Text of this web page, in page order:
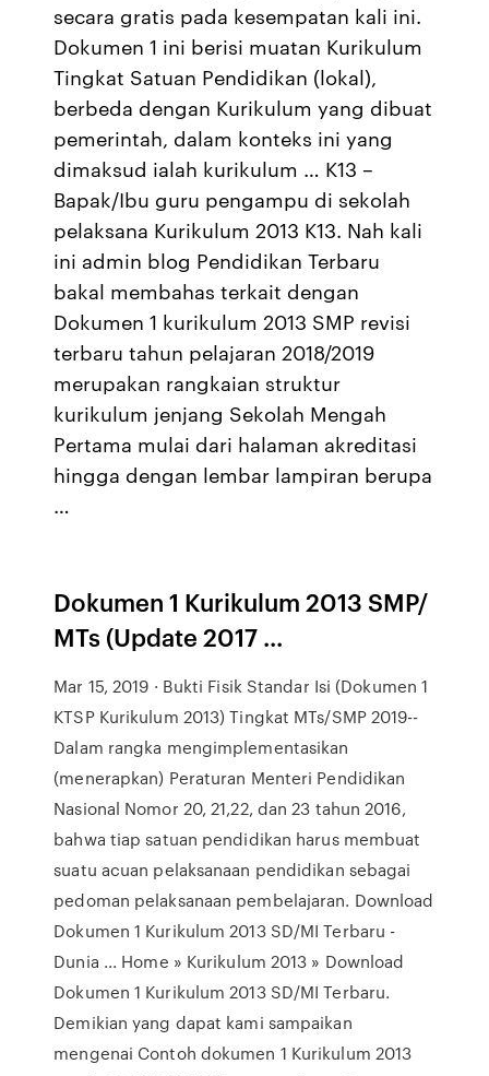
secara gratis pada kesempatan kali ini.
Dokumen 1 ini berisi muatan Kurikulum
Tingkat Satuan Pendidikan (lokal),
berbeda dengan Kurikulum yang dibuat
pemerintah, dalam konteks ini yang
dimaksud ialah kurikulum … K13 –
Bapak/Ibu guru pengampu di sekolah
pelaksana Kurikulum 2013 K13. Nah kali
ini admin blog Pendidikan Terbaru
bakal membahas terkait dengan
Dokumen 1 kurikulum 2013 SMP revisi
terbaru tahun pelajaran 2018/2019
merupakan rangkaian struktur
kurikulum jenjang Sekolah Mengah
Pertama mulai dari halaman akreditasi
hingga dengan lembar lampiran berupa
…
Dokumen 1 Kurikulum 2013 SMP/
MTs (Update 2017 ...
Mar 15, 2019 · Bukti Fisik Standar Isi (Dokumen 1
KTSP Kurikulum 2013) Tingkat MTs/SMP 2019--
Dalam rangka mengimplementasikan
(menerapkan) Peraturan Menteri Pendidikan
Nasional Nomor 20, 21,22, dan 23 tahun 2016,
bahwa tiap satuan pendidikan harus membuat
suatu acuan pelaksanaan pendidikan sebagai
pedoman pelaksanaan pembelajaran. Download
Dokumen 1 Kurikulum 2013 SD/MI Terbaru -
Dunia ... Home » Kurikulum 2013 » Download
Dokumen 1 Kurikulum 2013 SD/MI Terbaru.
Demikian yang dapat kami sampaikan
mengenai Contoh dokumen 1 Kurikulum 2013